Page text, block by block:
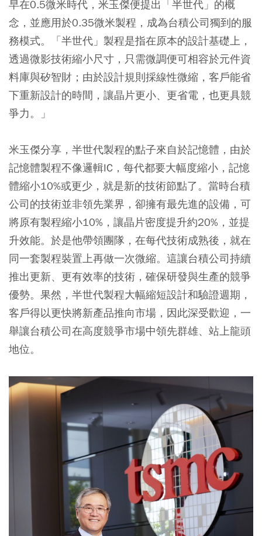
早在0.5微米時代，米玉傑便提出「半世代」的概
念，並應用於0.35微米製程，成為台積公司獨到的服
務模式。「半世代」製程是指在原本的設計基礎上，
透過微影技術縮小尺寸，只需微調便可相容於元件資
料庫與矽智財；由於設計規則採線性微縮，客戶能省
下重新設計的時間，讓晶片更小、更省電，也更具競
爭力。」
米玉傑分享，半世代製程的點子來自於記憶體，由於
記憶體製程不像邏輯IC，每代都要大幅度縮小，記憶
體縮小10%或更少，就是新的技術節點了。當時台積
公司的技術並非領先業界，卻擁有最先進的設備，可
將原有製程縮小10%，讓晶片密度提升約20%，並提
升效能。於是他帶領團隊，在每代技術成熟後，就在
同一套製程裝置上再做一次微縮。這讓台積公司持續
推出更新、更有效率的技術，確保研發與生產的競爭
優勢。果然，半世代製程大幅縮短設計和驗證週期，
客戶得以更快將新產品推向市場，因此深受歡迎，一
舉讓台積公司在高度競爭市場中領先群雄、站上龍頭
地位。